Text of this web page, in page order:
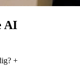
AI
+